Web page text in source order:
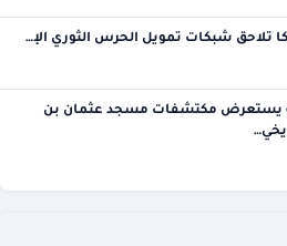
يستعرض مكتشفات مسجد عثمان بن